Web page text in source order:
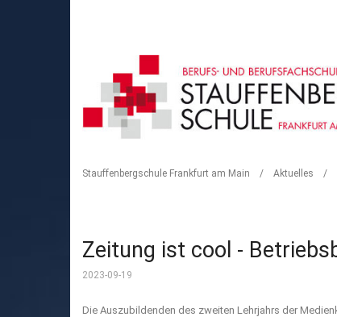
Stauffenbergschule Frankfurt am Main / Aktuelles /
Zeitung ist cool -
2023-09-19
Die Auszubildenden des zweiten Lehrjahrs der